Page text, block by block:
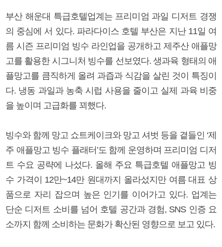
부산 해운대 특급호텔업계는 프리미엄 과일 디저트 경쟁
의 중심에 서 있다. 파라다이스 호텔 부산은 지난 11일 여
름 시즌 프리미엄 빙수 라인업을 공개하고 제주산 애플망
고를 활용한 시그니처 빙수를 선보였다. 생과육 형태의 애
플망고를 큼직하게 올려 과즙과 식감을 살린 것이 특징이
다. 냉동 과일과 농축 시럽 사용을 줄이고 실제 과육 비중
을 높이며 고급화를 꾀했다.
빙수와 함께 망고 쇼트케이크와 망고 셔벗 등을 곁들인 ‘제
주 애플망고 빙수 플래터’도 함께 운영하며 프리미엄 디저
트 수요 공략에 나섰다. 올해 주요 특급호텔 애플망고 빙
수 가격이 12만~14만 원대까지 올라섰지만 여름 대표 상
품으로 자리 잡으며 높은 인기를 이어가고 있다. 업계는
단순 디저트 소비를 넘어 호텔 공간과 경험, SNS 인증 요
소까지 함께 소비하는 문화가 확산된 영향으로 보고 있다.